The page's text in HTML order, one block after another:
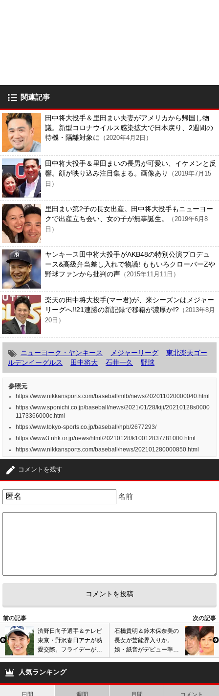
関連記事
田中将大投手＆里田まい夫妻がアメリカから帰国し物
議。新型コロナウイルス感染拡大で日本戻り、2週間の
待機・隔離対象に
（2020年4月2日）
田中将大投手＆里田まいの長男が可愛い、イケメンと反
響。顔が映り込み注目集まる。画像あり
（2019年7月15
日）
里田まい第2子の長女出産。田中将大投手もニューヨー
クで出産立ち会い、女の子が無事誕生。
（2019年6月8
日）
ヤンキース田中将大投手がAKB48の特別公演プロデュ
ース&高級弁当差し入れで物議! ももいろクローバーZや
野球ファンから批判の声 （2015年11月11日）
楽天の田中将大投手(マー君)が、来シーズンはメジャー
リーグへ!!21連勝の新記録で移籍が濃厚か!? （2013年8月
20日）
ニューヨーク・ヤンキース メジャーリーグ
東北楽天ゴー
ルデンイーグルス
田中将大 石井一久 野球
参照元
https://www.nikkansports.com/baseball/mlb/news/202011020000040.html
https://www.sponichi.co.jp/baseball/news/2021/01/28/kiji/20210128s0000
1173366000c.html
https://www.tokyo-sports.co.jp/baseball/npb/2677293/
https://www3.nhk.or.jp/news/html/20210128/k10012837781000.html
https://www.nikkansports.com/baseball/news/202101280000850.html
コメントを残す
名前
前の記事
次の記事
渋野日向子選手＆テレビ
東京・野沢春日アナが熱
愛交際。フライデーが新
型コロナ感染2週間後の
ホテル密会目撃。画像あ
石橋貴明＆鈴木保奈美の
長女が芸能界入りか。
娘・紙音がデビュー準備
開始で夫婦関係悪化の懸
人気ランキング